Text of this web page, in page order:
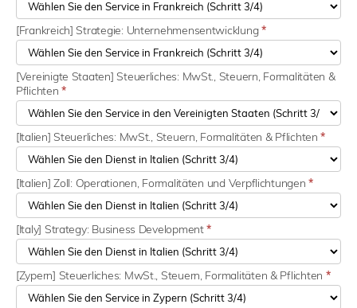
[Frankreich] Strategie: Unternehmensentwicklung*
[Vereinigte Staaten] Steuerliches: MwSt., Steuern, Formalitäten &
Pflichten*
[Italien] Steuerliches: MwSt., Steuern, Formalitäten & Pflichten*
[Italien] Zoll: Operationen, Formalitäten und Verpflichtungen*
[Italy] Strategy: Business Development*
[Zypern] Steuerliches: MwSt., Steuern, Formalitäten & Pflichten *